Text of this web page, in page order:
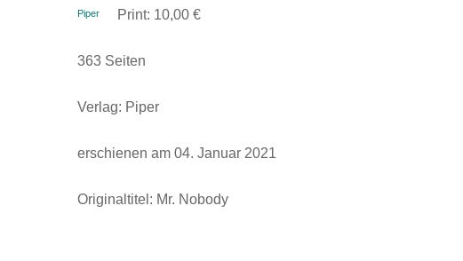
Piper
Print: 10,00 €
363 Seiten
Verlag: Piper
erschienen am 04. Januar 2021
Originaltitel: Mr. Nobody